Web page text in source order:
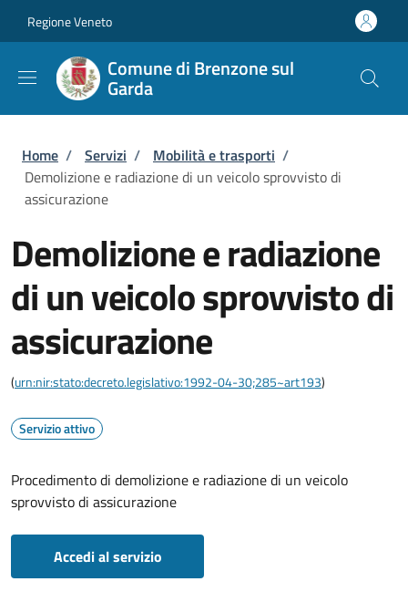
Regione Veneto
Comune di Brenzone sul
Garda
Briciole di pane
Home / Servizi / Mobilità e trasporti /
Demolizione e radiazione di un veicolo sprovvisto di
assicurazione
Demolizione e radiazione
di un veicolo sprovvisto di
assicurazione
(urn:nir:stato:decreto.legislativo:1992-04-30;285~art193)
Servizio attivo
Procedimento di demolizione e radiazione di un veicolo
sprovvisto di assicurazione
Accedi al servizio